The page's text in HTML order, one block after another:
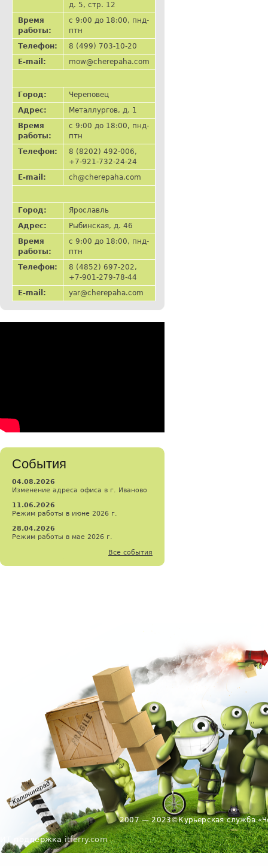
д. 5, стр. 12
Время
работы:
с 9:00 до 18:00, пнд-
птн
Телефон:
8 (499) 703-10-20
E-mail:
mow@cherepaha.com
Город:
Череповец
Адрес:
Металлургов, д. 1
Время
работы:
с 9:00 до 18:00, пнд-
птн
Телефон:
8 (8202) 492-006,
+7-921-732-24-24
E-mail:
ch@cherepaha.com
Город:
Ярославль
Адрес:
Рыбинская, д. 46
Время
работы:
с 9:00 до 18:00, пнд-
птн
Телефон:
8 (4852) 697-202,
+7-901-279-78-44
E-mail:
yar@cherepaha.com
События
04.08.2026
Изменение адреса офиса в г. Иваново
11.06.2026
Режим работы в июне 2026 г.
28.04.2026
Режим работы в мае 2026 г.
Все события
2007 — 2023©Курьерская служба
ИТ поддержкаitferry.com